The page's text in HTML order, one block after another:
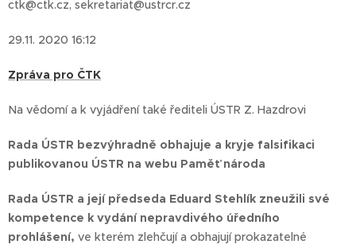
ctk@ctk.cz, sekretariat@ustrcr.cz
29.11. 2020 16:12
Zpráva pro ČTK
Na vědomí a k vyjádření také řediteli ÚSTR Z. Hazdrovi
Rada ÚSTR bezvýhradně obhajuje a kryje falsifikaci
publikovanou ÚSTR na webu Paměť národa
Rada ÚSTR a její předseda Eduard Stehlík zneužili své
kompetence k vydání nepravdivého úředního
prohlášení, ve kterém zlehčují a obhajují prokazatelné